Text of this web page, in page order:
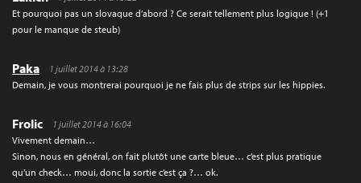
Et pourquoi pas un slovaque d’abord ? Ce serait tellement plus logique ! (+1
pour le manque de steub)
Paka
1 juillet 2014 à 13:28
Demain, je vous montrerai pourquoi je ne fais plus de strips sur les hippies.
Frolic
1 juillet 2014 à 16:04
Vivement demain…
Sinon, nous en général, on fait plutôt une carte bleue… c’est plus pratique
qu’un check… moui, donc la sortie c’est ça ?… ok.